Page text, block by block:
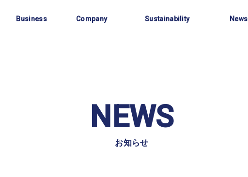
Business
Company
Sustainability
News
NEWS
お知らせ